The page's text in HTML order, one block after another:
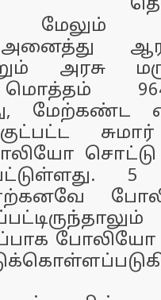
மேலும்
அனைத்து
அரசு
மொத்தம்
மேற்கண்ட
சொட்டு
5
ஏற்கனவே
போலியோ